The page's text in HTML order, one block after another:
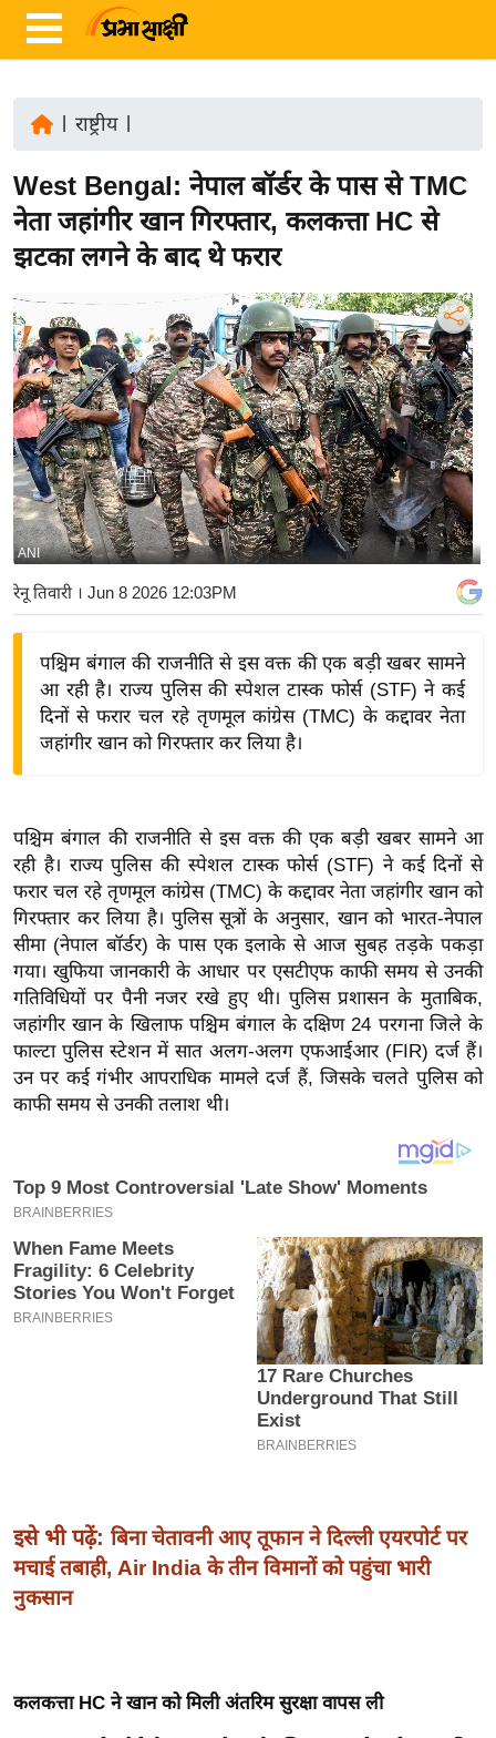
ज़ा
ख
र
रा
ष्ट्री
य
अं
त
र्रा
ष्ट्री
य
बि
ज़
ने
द्यो
त
वि
शे
ष
ज्ञ
रा
य
ब
ज
ट
क्रि
के
ट
I
P
म
ई
-
र
राष्ट्रीय|
West Bengal: नेपाल बॉर्डर के पास से TMC
नेता जहांगीर खान गिरफ्तार, कलकत्ता HC से
झटका लगने के बाद थे फरार
ANI
रेनू तिवारी । Jun 8 2026 12:03PM
पश्चिम बंगाल की राजनीति से इस वक्त की एक बड़ी खबर सामने
आ रही है। राज्य पुलिस की स्पेशल टास्क फोर्स (STF) ने कई
दिनों से फरार चल रहे तृणमूल कांग्रेस (TMC) के कद्दावर नेता
जहांगीर खान को गिरफ्तार कर लिया है।
पश्चिम बंगाल की राजनीति से इस वक्त की एक बड़ी खबर सामने आ
रही है। राज्य पुलिस की स्पेशल टास्क फोर्स (STF) ने कई दिनों से
फरार चल रहे तृणमूल कांग्रेस (TMC) के कद्दावर नेता जहांगीर खान को
गिरफ्तार कर लिया है। पुलिस सूत्रों के अनुसार, खान को भारत-नेपाल
सीमा (नेपाल बॉर्डर) के पास एक इलाके से आज सुबह तड़के पकड़ा
गया। खुफिया जानकारी के आधार पर एसटीएफ काफी समय से उनकी
गतिविधियों पर पैनी नजर रखे हुए थी। पुलिस प्रशासन के मुताबिक,
जहांगीर खान के खिलाफ पश्चिम बंगाल के दक्षिण 24 परगना जिले के
फाल्टा पुलिस स्टेशन में सात अलग-अलग एफआईआर (FIR) दर्ज हैं।
उन पर कई गंभीर आपराधिक मामले दर्ज हैं, जिसके चलते पुलिस को
काफी समय से उनकी तलाश थी।
इसे भी पढ़ें: बिना चेतावनी आए तूफान ने दिल्ली एयरपोर्ट पर
मचाई तबाही, Air India के तीन विमानों को पहुंचा भारी
नुकसान
कलकत्ता HC ने खान को मिली अंतरिम सुरक्षा वापस ली